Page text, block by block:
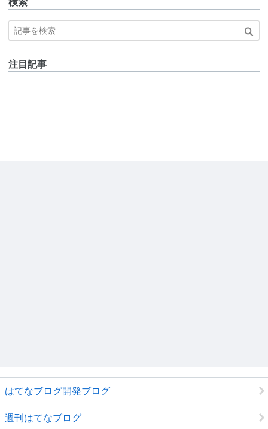
注目記事
はてなブログ開発ブログ
週刊はてなブログ